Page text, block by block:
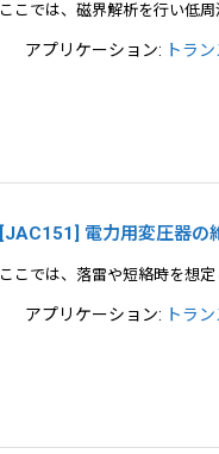
ここでは、磁界解析を行い低
アプリケーション: トラ
[JAC151] 電力用変圧器の
ここでは、落雷や短絡時を想
アプリケーション: トラ